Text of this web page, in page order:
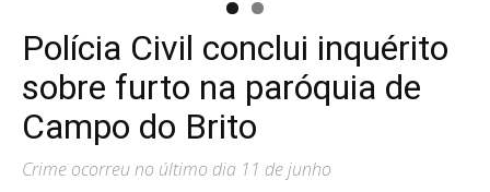
Polícia Civil conclui inquérito
sobre furto na paróquia de
Campo do Brito
Crime ocorreu no último dia 11 de junho